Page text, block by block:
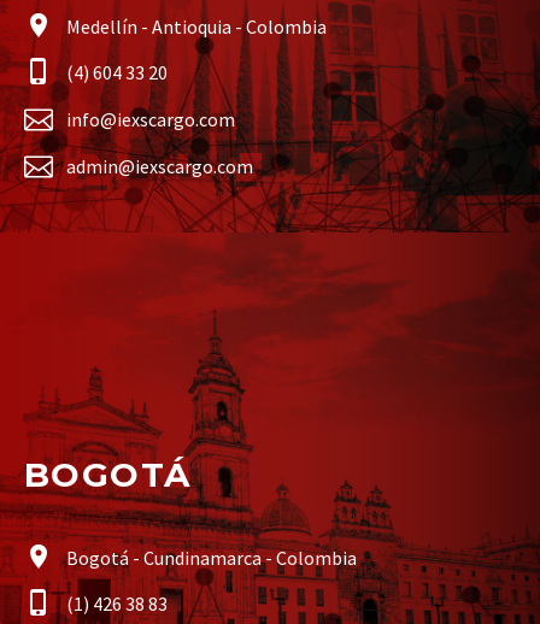
Medellín - Antioquia - Colombia
(4) 604 33 20
info@iexscargo.com
admin@iexscargo.com
BOGOTÁ
Bogotá - Cundinamarca - Colombia
(1) 426 38 83